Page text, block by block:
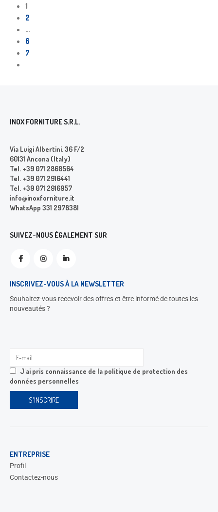
1
2
…
6
7
INOX FORNITURE S.R.L.
Via Luigi Albertini, 36 F/2
60131 Ancona (Italy)
Tel. +39 071 2868564
Tel. +39 071 2916441
Tel. +39 071 2916957
info@inoxforniture.it
WhatsApp 331 2978381
SUIVEZ-NOUS ÉGALEMENT SUR
INSCRIVEZ-VOUS À LA NEWSLETTER
Souhaitez-vous recevoir des offres et être informé de toutes les
nouveautés ?
J'ai pris connaissance de la politique de protection des
données personnelles
ENTREPRISE
Profil
Contactez-nous